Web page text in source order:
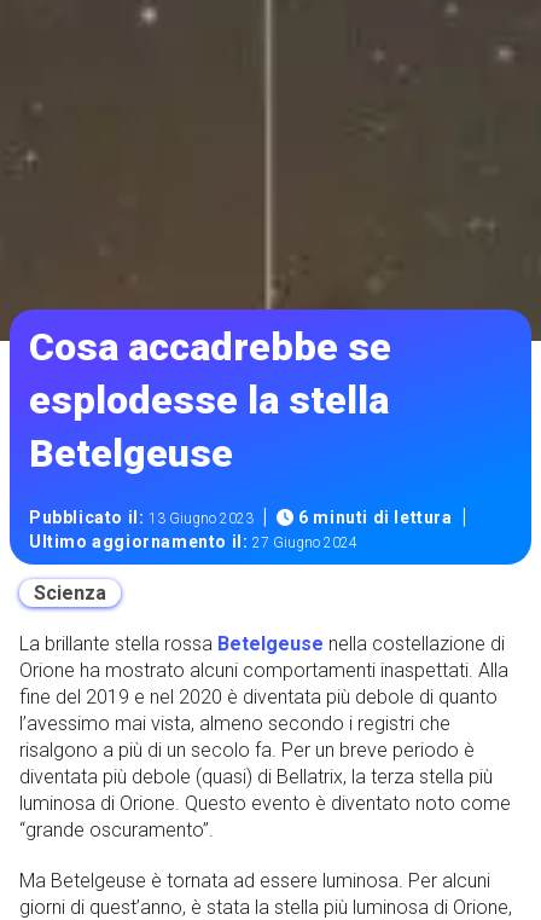
Cosa accadrebbe se
esplodesse la stella
Betelgeuse
Pubblicato il:13 Giugno 2023 | 6 minuti di lettura |
Ultimo aggiornamento il:27 Giugno 2024
Scienza
La brillante stella rossa Betelgeuse nella costellazione di
Orione ha mostrato alcuni comportamenti inaspettati. Alla
fine del 2019 e nel 2020 è diventata più debole di quanto
l’avessimo mai vista, almeno secondo i registri che
risalgono a più di un secolo fa. Per un breve periodo è
diventata più debole (quasi) di Bellatrix, la terza stella più
luminosa di Orione. Questo evento è diventato noto come
“grande oscuramento”.
Ma Betelgeuse è tornata ad essere luminosa. Per alcuni
giorni di quest’anno, è stata la stella più luminosa di Orione,